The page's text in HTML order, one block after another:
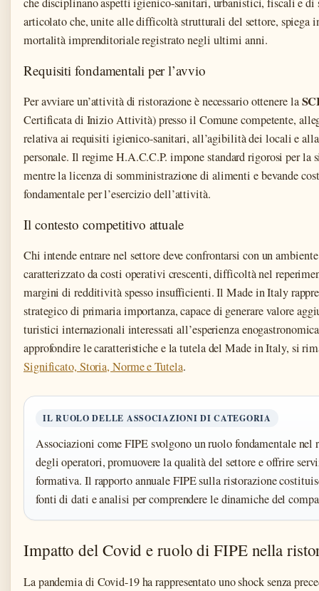
articolato che, unite alle difficoltà strutturali del settore, spiega
mortalità imprenditoriale registrato negli ultimi anni.
Requisiti fondamentali per l’avvio
Per avviare un’attività di ristorazione è necessario ottenere la
Certificata di Inizio Attività) presso il Comune competente,
relativa ai requisiti igienico-sanitari, all’agibilità dei locali e
personale. Il regime H.A.C.C.P. impone standard rigorosi per la
mentre la licenza di somministrazione di alimenti e bevande
fondamentale per l’esercizio dell’attività.
Il contesto competitivo attuale
Chi intende entrare nel settore deve confrontarsi con un
caratterizzato da costi operativi crescenti, difficoltà nel
margini di redditività spesso insufficienti. Il Made in Italy
strategico di primaria importanza, capace di generare valore
turistici internazionali interessati all’esperienza
approfondire le caratteristiche e la tutela del Made in Italy, si
Significato, Storia, Norme e Tutela.
IL RUOLO DELLE ASSOCIAZIONI DI CATEGORIA
Associazioni come FIPE svolgono un ruolo fondamentale nel
degli operatori, promuovere la qualità del settore e offrire
formativa. Il rapporto annuale FIPE sulla ristorazione
fonti di dati e analisi per comprendere le dinamiche del
Impatto del Covid e ruolo di FIPE nella
La pandemia di Covid-19 ha rappresentato uno shock senza